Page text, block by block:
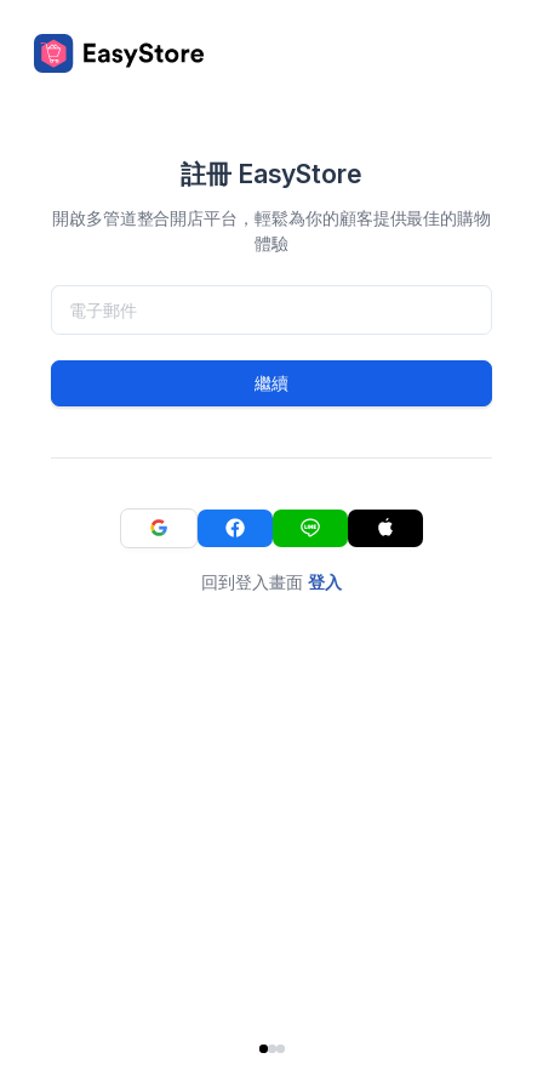
註冊 EasyStore
開啟多管道整合開店平台，輕鬆為你的顧客提供最佳的購物
體驗
繼續
回到登入畫面 登入